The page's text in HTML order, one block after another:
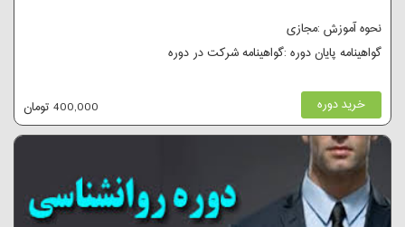
نحوه آموزش :مجازی
گواهینامه پایان دوره :گواهینامه شرکت در دوره
خرید دوره 400,000 تومان